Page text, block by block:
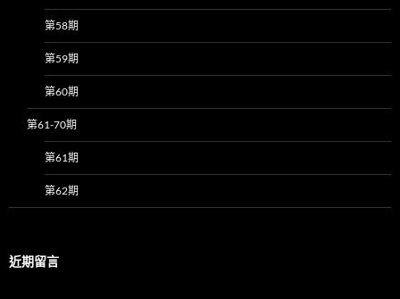
第58期
第59期
第60期
第61-70期
第61期
第62期
近期留言